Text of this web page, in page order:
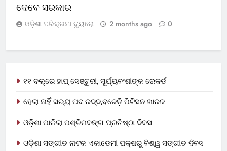
ଦେବେ ସରକାର
ଓଡ଼ିଶା ପରିକ୍ରମା ବ୍ୟୁରୋ 2 months ago 0
୧୧ ବଲ୍‌ରେ ହାପ୍ ସେଞ୍ଚୁରୀ, ସୂର୍ଯ୍ୟବଂଶୀଙ୍କ ରେକର୍ଡ
ହେଲା ନାହିଁ ସଭ୍ୟ ପଦ ରଦ୍ଦ,ବଜେଡ଼ି ପିଟିସନ ଖାରଜ
ଓଡ଼ିଶା ପାଳିଲା ପଶ୍ଚିମବଙ୍ଗ ପ୍ରତିଷ୍ଠା ଦିବସ
ଓଡ଼ିଶା ସଙ୍ଗୀତ ନାଟକ ଏକାଡେମୀ ପକ୍ଷରୁ ବିଶ୍ୱ ସଙ୍ଗୀତ ଦିବସ